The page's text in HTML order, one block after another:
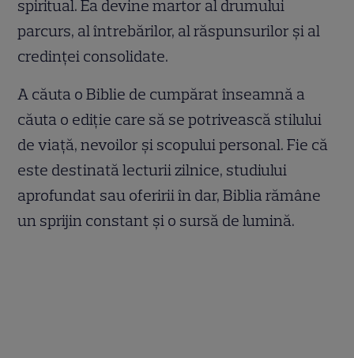
spiritual. Ea devine martor al drumului
parcurs, al întrebărilor, al răspunsurilor și al
credinței consolidate.
A căuta o Biblie de cumpărat înseamnă a
căuta o ediție care să se potrivească stilului
de viață, nevoilor și scopului personal. Fie că
este destinată lecturii zilnice, studiului
aprofundat sau oferirii în dar, Biblia rămâne
un sprijin constant și o sursă de lumină.